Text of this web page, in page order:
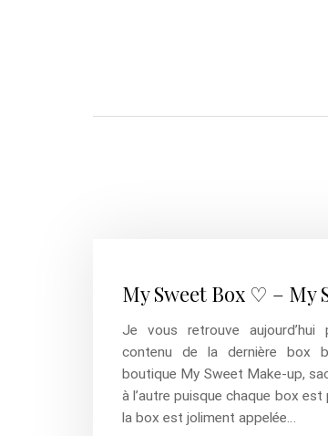
My Sweet Box ♡ – My
Je vous retrouve
contenu de la dernière box
boutique My Sweet Make-up,
à l’autre puisque chaque box
la box est joliment appelée…